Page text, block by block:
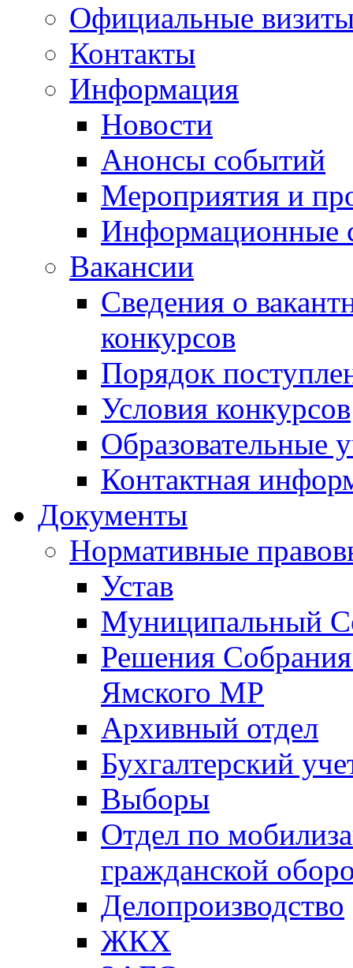
Официальные
Контакты
Информация
Новости
Анонсы событий
Мероприятия и
Информационные
Вакансии
Сведения о
конкурсов
Порядок
Условия конкурсов
Образовательные
Контактная
Документы
Нормативные
Устав
Муниципальный
Решения
Ямского МР
Архивный отдел
Бухгалтерский
Выборы
Отдел по
гражданской
Делопроизводство
ЖКХ